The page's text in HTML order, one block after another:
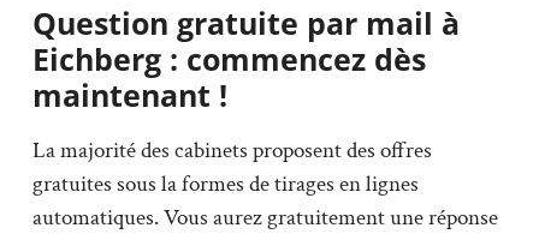
Question gratuite par mail à
Eichberg : commencez dès
maintenant !
La majorité des cabinets proposent des offres
gratuites sous la formes de tirages en lignes
automatiques. Vous aurez gratuitement une réponse